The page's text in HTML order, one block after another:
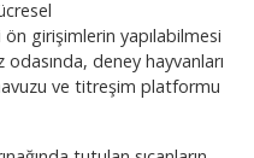
girişimlerin yapılabilmesi
deney hayvanları
ve titreşim platformu